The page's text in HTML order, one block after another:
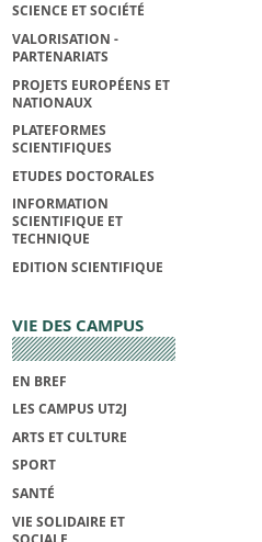
SCIENCE ET SOCIÉTÉ
VALORISATION -
PARTENARIATS
PROJETS EUROPÉENS ET
NATIONAUX
PLATEFORMES
SCIENTIFIQUES
ETUDES DOCTORALES
INFORMATION
SCIENTIFIQUE ET
TECHNIQUE
EDITION SCIENTIFIQUE
VIE DES CAMPUS
EN BREF
LES CAMPUS UT2J
ARTS ET CULTURE
SPORT
SANTÉ
VIE SOLIDAIRE ET